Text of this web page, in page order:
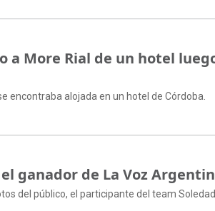
a More Rial de un hotel
encontraba alojada en un hotel de Córdoba.
ganador de La Voz
del público, el participante del team